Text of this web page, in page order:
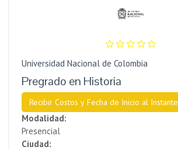
Universidad Nacional de Colombia
Pregrado en Historia
Recibir Costos y Fecha de Inicio al Instante
Modalidad:
Presencial
Ciudad: